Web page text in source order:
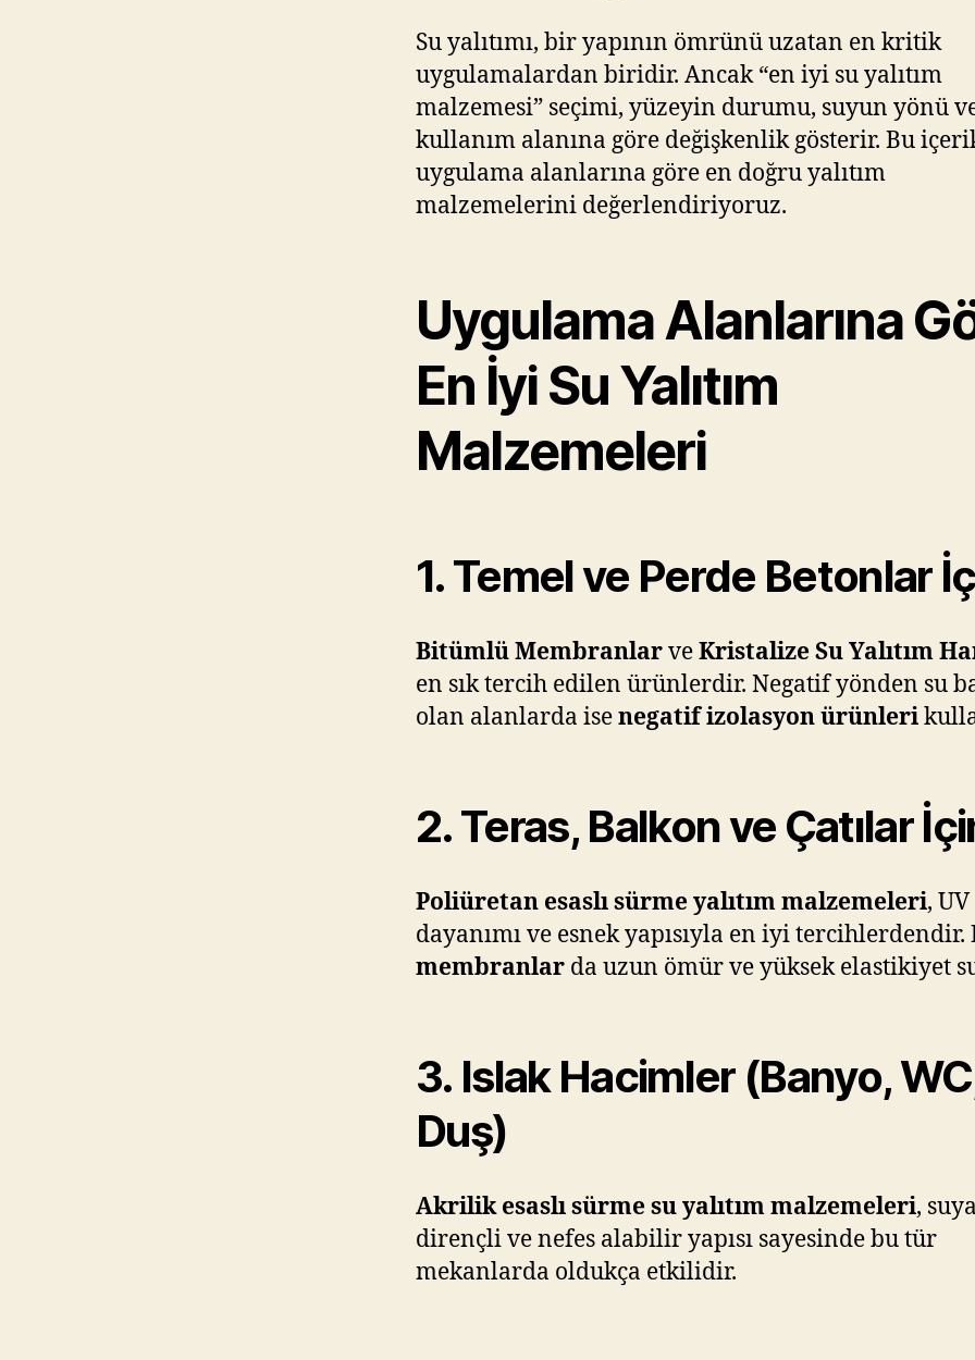
Su yalıtımı, bir yapının ömrünü uzatan en kritik
uygulamalardan biridir. Ancak “en iyi su yalıtım
malzemesi” seçimi, yüzeyin durumu, suyun yönü
kullanım alanına göre değişkenlik gösterir. Bu
uygulama alanlarına göre en doğru yalıtım
malzemelerini değerlendiriyoruz.
Uygulama Alanlarına
En İyi Su Yalıtım
Malzemeleri
1. Temel ve Perde Betonlar
Bitümlü MembranlarveKristalize Su Yalıtım
en sık tercih edilen ürünlerdir. Negatif yönden su
olan alanlarda isenegatif izolasyon ürünleri
2. Teras, Balkon ve Çatılar
Poliüretan esaslı sürme yalıtım malzemeleri, UV
dayanımı ve esnek yapısıyla en iyi tercihlerdendir.
membranlar da uzun ömür ve yüksek elastikiyet
3. Islak Hacimler (Banyo,
Duş)
Akrilik esaslı sürme su yalıtım malzemeleri,
dirençli ve nefes alabilir yapısı sayesinde bu tür
mekanlarda oldukça etkilidir.